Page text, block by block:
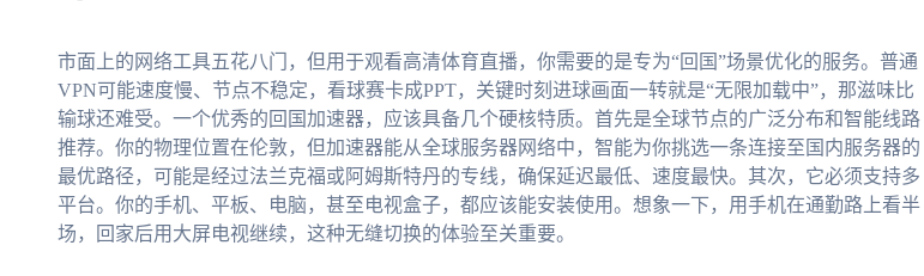
市面上的网络工具五花八门，但用于观看高清体育直播，你需要的是专为“回国”场景优化的服务。普通
VPN可能速度慢、节点不稳定，看球赛卡成PPT，关键时刻进球画面一转就是“无限加载中”，那滋味比
输球还难受。一个优秀的回国加速器，应该具备几个硬核特质。首先是全球节点的广泛分布和智能线路
推荐。你的物理位置在伦敦，但加速器能从全球服务器网络中，智能为你挑选一条连接至国内服务器的
最优路径，可能是经过法兰克福或阿姆斯特丹的专线，确保延迟最低、速度最快。其次，它必须支持多
平台。你的手机、平板、电脑，甚至电视盒子，都应该能安装使用。想象一下，用手机在通勤路上看半
场，回家后用大屏电视继续，这种无缝切换的体验至关重要。